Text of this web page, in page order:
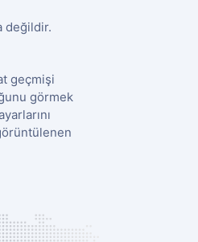
değildir.
geçmişi
görmek